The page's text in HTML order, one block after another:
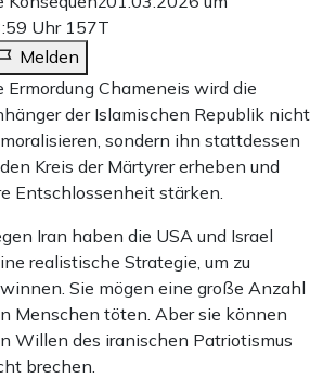
Uhr 157T
Melden
Ermordung Chameneis wird die
der Islamischen Republik nicht
sondern ihn stattdessen
Kreis der Märtyrer erheben und
Entschlossenheit stärken.
Iran haben die USA und Israel
realistische Strategie, um zu
Sie mögen eine große Anzahl
Menschen töten. Aber sie können
Willen des iranischen Patriotismus
brechen.